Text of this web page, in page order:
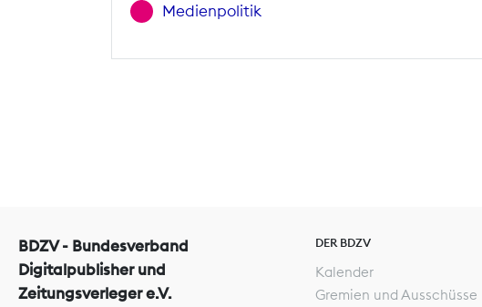
Medienpolitik
BDZV - Bundesverband
Digitalpublisher und
Zeitungsverleger e.V.
DER BDZV
Kalender
Gremien und Ausschüsse